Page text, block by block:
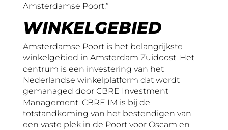
Amsterdamse Poort.”
WINKELGEBIED
Amsterdamse Poort is het belangrijkste
winkelgebied in Amsterdam Zuidoost. Het
centrum is een investering van het
Nederlandse winkelplatform dat wordt
gemanaged door CBRE Investment
Management. CBRE IM is bij de
totstandkoming van het bestendigen van
een vaste plek in de Poort voor Oscam en